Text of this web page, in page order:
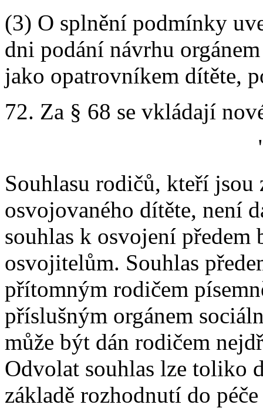
(3) O splnění podmínky
dni podání návrhu
jako opatrovníkem dítěte,
72. Za § 68 se vkládají
Souhlasu rodičů, kteří jsou
osvojovaného dítěte, není
souhlas k osvojení
osvojitelům. Souhlas
přítomným rodičem
příslušným orgánem
může být dán rodičem
Odvolat souhlas lze toliko
základě rozhodnutí do